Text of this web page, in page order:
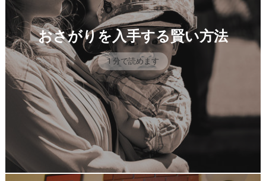
おさがりを入手する賢い方法
1 分で読めます